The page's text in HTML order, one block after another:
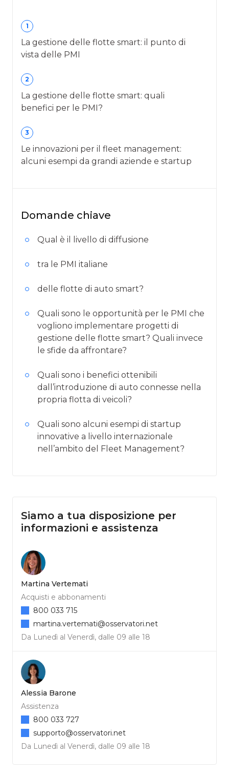
1
La gestione delle flotte smart: il punto di
vista delle PMI
2
La gestione delle flotte smart: quali
benefici per le PMI?
3
Le innovazioni per il fleet management:
alcuni esempi da grandi aziende e startup
Domande chiave
Qual è il livello di diffusione
tra le PMI italiane
delle flotte di auto smart?
Quali sono le opportunità per le PMI che
vogliono implementare progetti di
gestione delle flotte smart? Quali invece
le sfide da affrontare?
Quali sono i benefici ottenibili
dall’introduzione di auto connesse nella
propria flotta di veicoli?
Quali sono alcuni esempi di startup
innovative a livello internazionale
nell’ambito del Fleet Management?
Siamo a tua disposizione per
informazioni e assistenza
Martina Vertemati
Acquisti e abbonamenti
Da Lunedì al Venerdì, dalle 09 alle 18
800 033 715
martina.vertemati@osservatori.net
Alessia Barone
Assistenza
Da Lunedì al Venerdì, dalle 09 alle 18
800 033 727
supporto@osservatori.net